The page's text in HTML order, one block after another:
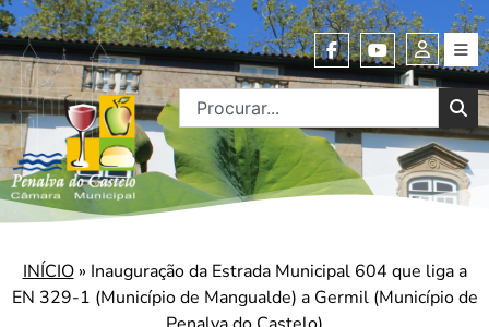
INÍCIO» Inauguração da Estrada Municipal 604 que liga a
EN 329-1 (Município de Mangualde) a Germil (Município de